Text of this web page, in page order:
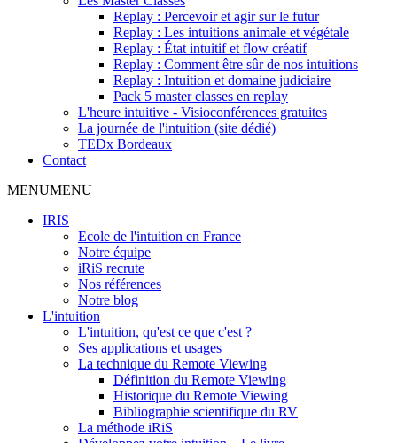
Replay : Percevoir et agir sur le futur
Replay : Les intuitions animale et végétale
Replay : État intuitif et flow créatif
Replay : Comment être sûr de nos intuitions
Replay : Intuition et domaine judiciaire
Pack 5 master classes en replay
L'heure intuitive - Visioconférences gratuites
La journée de l'intuition (site dédié)
TEDx Bordeaux
Contact
MENUMENU
IRIS
Ecole de l'intuition en France
Notre équipe
iRiS recrute
Nos références
Notre blog
L'intuition
L'intuition, qu'est ce que c'est ?
Ses applications et usages
La technique du Remote Viewing
Définition du Remote Viewing
Historique du Remote Viewing
Bibliographie scientifique du RV
La méthode iRiS